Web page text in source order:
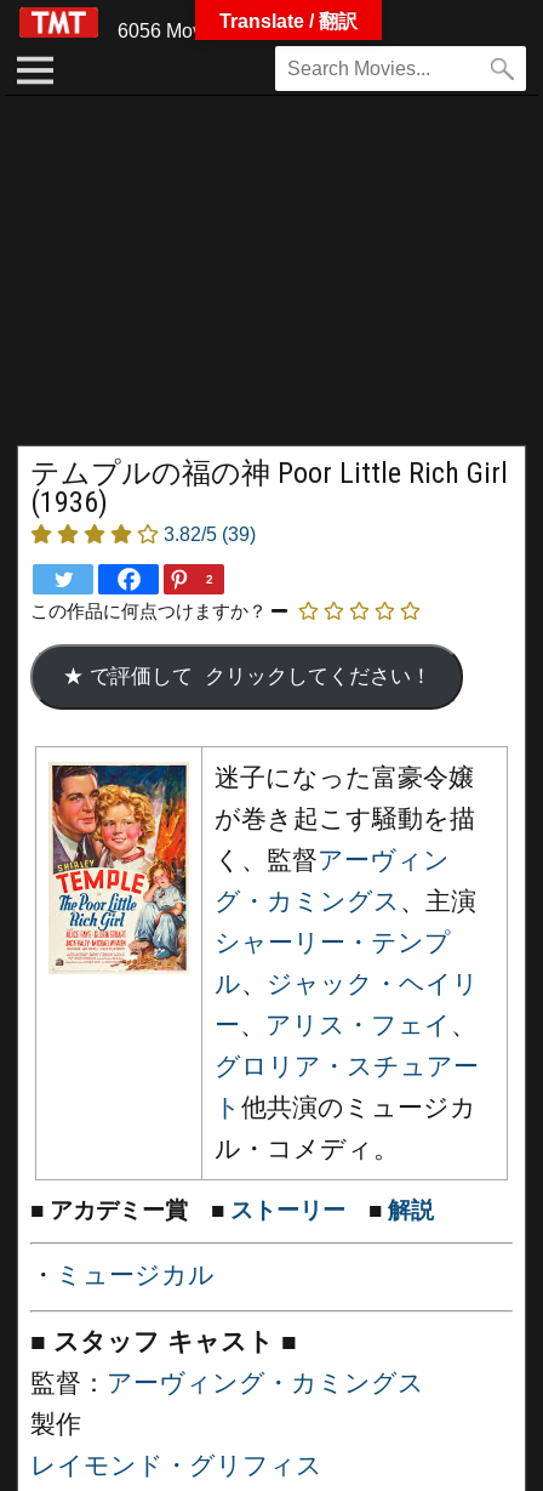
6056 Movies
テムプルの福の神 Poor Little Rich Girl
(1936)
3.82/5 (39)
2
この作品に何点つけますか？
迷子になった富豪令嬢
が巻き起こす騒動を描
く、監督アーヴィン
グ・カミングス 、主演
シャーリー・テンプ
ル、 ジャック・ヘイリ
ー、 アリス・フェイ 、
グロリア・スチュアー
ト 他共演のミュージカ
ル・コメディ。
■ アカデミー賞 ■ ストーリー ■ 解説
・ ミュージカル
■ スタッフ キャスト ■
監督： アーヴィング・カミングス
製作
レイモンド・グリフィス
Translate / 翻訳